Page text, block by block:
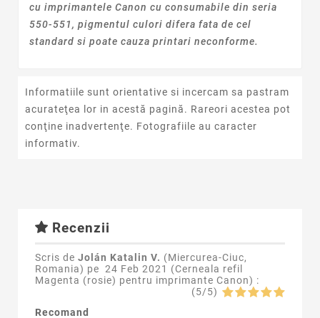
cu imprimantele Canon cu consumabile din seria
550-551, pigmentul culori difera fata de cel
standard si poate cauza printari neconforme.
Informatiile sunt orientative si incercam sa pastram
acurateţea lor in acestă pagină. Rareori acestea pot
conţine inadvertenţe. Fotografiile au caracter
informativ.
Recenzii
Scris de Jolán Katalin V. (Miercurea-Ciuc,
Romania) pe 24 Feb 2021 (Cerneala refil
Magenta (rosie) pentru imprimante Canon) :
(5/5)
Recomand